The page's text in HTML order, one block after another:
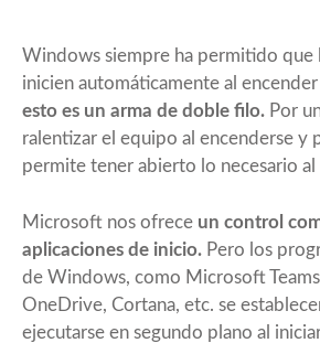
Windows siempre ha permitido que
inicien automáticamente al
esto es un arma de doble filo. Por
ralentizar el equipo al encenderse y
permite tener abierto lo necesario al
Microsoft nos ofrece un control
aplicaciones de inicio. Pero los
de Windows, como Microsoft
OneDrive, Cortana, etc. se
ejecutarse en segundo plano al